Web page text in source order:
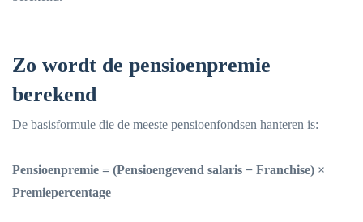
Zo wordt de pensioenpremie
berekend
De basisformule die de meeste pensioenfondsen hanteren is:
Pensioenpremie = (Pensioengevend salaris − Franchise) ×
Premiepercentage